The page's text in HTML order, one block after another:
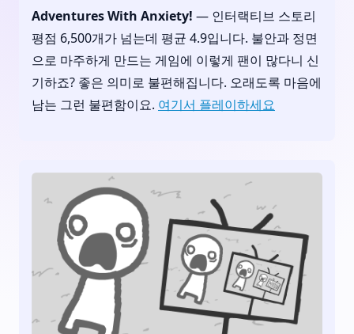
Adventures With Anxiety! — 인터랙티브 스토리
평점 6,500개가 넘는데 평균 4.9입니다. 불안과 정면
으로 마주하게 만드는 게임에 이렇게 팬이 많다니 신
기하죠? 좋은 의미로 불편해집니다. 오래도록 마음에
남는 그런 불편함이요. 여기서 플레이하세요